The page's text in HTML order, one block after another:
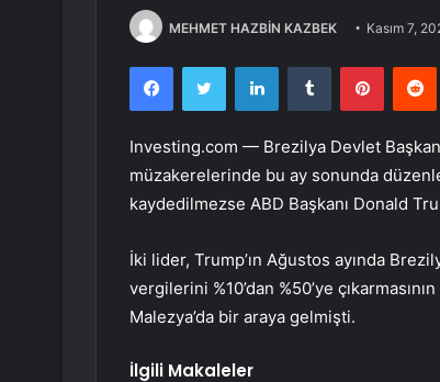
MEHMET HAZBİN KAZBEK Kasım 7,
FacebookTwitter LinkedInTumblr Pinterest
Investing.com — Brezilya Devlet
müzakerelerinde bu ay sonunda
kaydedilmezse ABD Başkanı Donald
İki lider, Trump’ın Ağustos ayında
vergilerini %10’dan %50’ye
Malezya’da bir araya gelmişti.
İlgili Makaleler